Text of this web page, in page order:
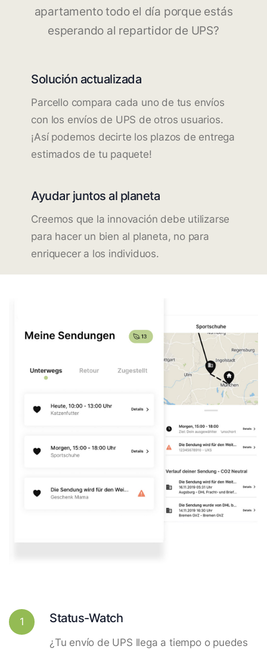
apartamento todo el día porque estás
esperando al repartidor de UPS?
Solución actualizada
Parcello compara cada uno de tus envíos
con los envíos de UPS de otros usuarios.
¡Así podemos decirte los plazos de entrega
estimados de tu paquete!
Ayudar juntos al planeta
Creemos que la innovación debe utilizarse
para hacer un bien al planeta, no para
enriquecer a los individuos.
1 Status-Watch
¿Tu envío de UPS llega a tiempo o puedes